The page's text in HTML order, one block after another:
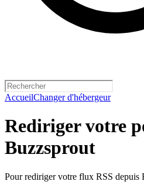
AccueilChanger d'hébergeur
Rediriger votre
Buzzsprout
Pour rediriger votre flux RSS depuis